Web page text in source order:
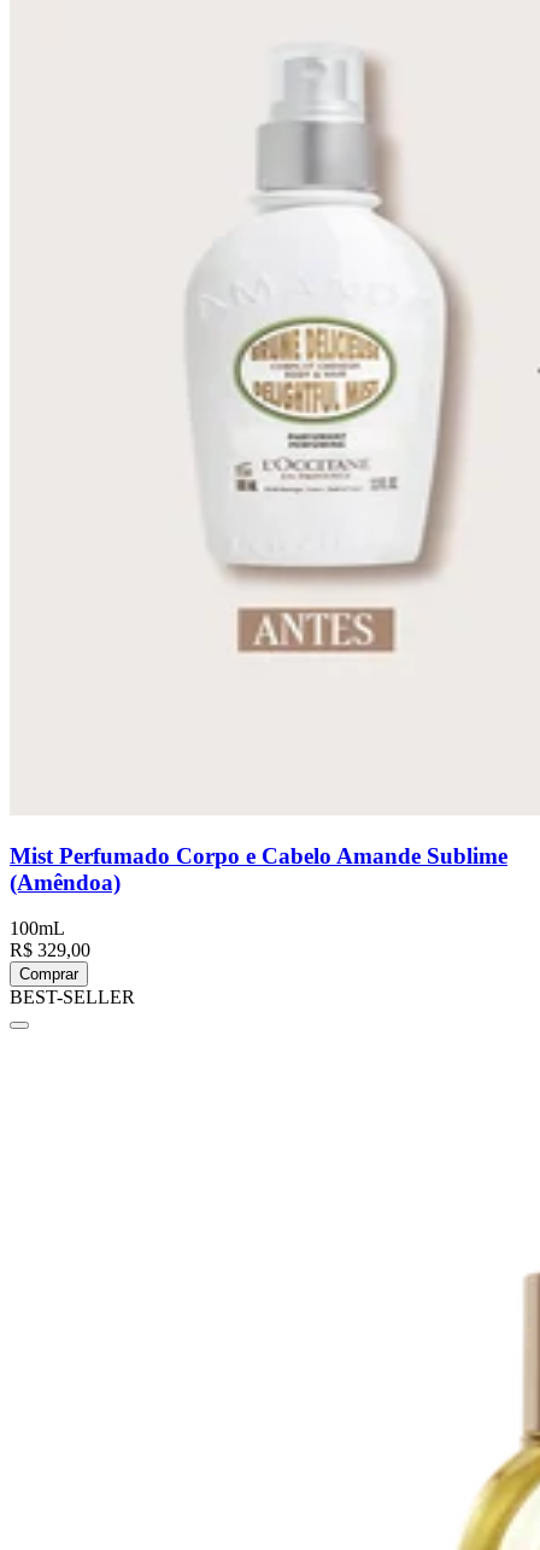
Mist Perfumado Corpo e Cabelo Amande Sublime
(Amêndoa)
100mL
R$ 329,00
Comprar
BEST-SELLER